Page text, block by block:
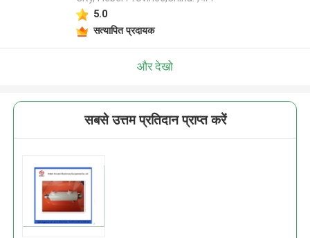
5.0
सत्यापित प्रदायक
और देखो
सबसे उत्तम प्रतिदान प्राप्त करें